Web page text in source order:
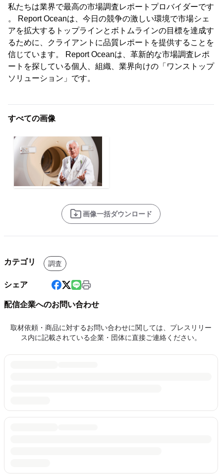
私たちは業界で最高の市場調査レポートプロバイダーです
。 Report Oceanは、今日の競争の激しい環境で市場シェ
アを拡大するトップラインとボトムラインの目標を達成す
るために、クライアントに品質レポートを提供することを
信じています。 Report Oceanは、革新的な市場調査レポ
ートを探している個人、組織、業界向けの「ワンストップ
ソリューション」です。
すべての画像
画像一括ダウンロード
カテゴリ 調査
シェア
配信企業へのお問い合わせ
取材依頼・商品に対するお問い合わせに関しては、プレスリリー
ス内に記載されている企業・団体に直接ご連絡ください。